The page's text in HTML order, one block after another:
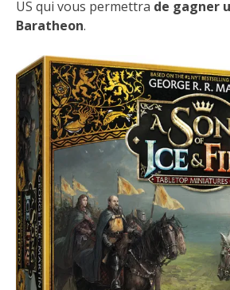
US qui vous permettra de gagner
Baratheon.